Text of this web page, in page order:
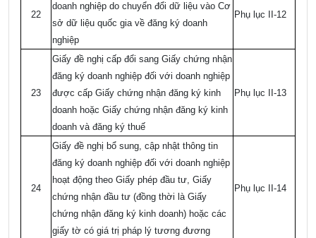
22
doanh nghiệp do chuyển đổi dữ liệu vào Cơ
sở dữ liệu quốc gia về đăng ký doanh
nghiệp
Phụ lục II-12
23
Giấy đề nghị cấp đổi sang Giấy chứng nhận
đăng ký doanh nghiệp đối với doanh nghiệp
được cấp Giấy chứng nhận đăng ký kinh
doanh hoặc Giấy chứng nhận đăng ký kinh
doanh và đăng ký thuế
Phụ lục II-13
24
Giấy đề nghị bổ sung, cập nhật thông tin
đăng ký doanh nghiệp đối với doanh nghiệp
hoạt động theo Giấy phép đầu tư, Giấy
chứng nhận đầu tư (đồng thời là Giấy
chứng nhận đăng ký kinh doanh) hoặc các
giấy tờ có giá trị pháp lý tương đương
Phụ lục II-14